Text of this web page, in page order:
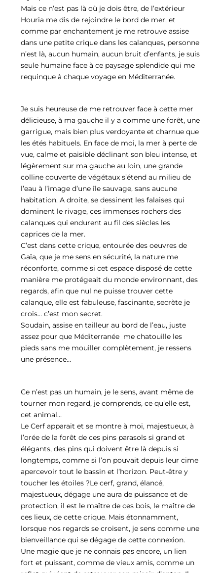
Mais ce n’est pas là où je dois être, de l’extérieur
Houria me dis de rejoindre le bord de mer, et
comme par enchantement je me retrouve assise
dans une petite crique dans les calanques, personne
n’est là, aucun humain, aucun bruit d’enfants, je suis
seule humaine face à ce paysage splendide qui me
requinque à chaque voyage en Méditerranée.
Je suis heureuse de me retrouver face à cette mer
délicieuse, à ma gauche il y a comme une forêt, une
garrigue, mais bien plus verdoyante et charnue que
les étés habituels. En face de moi, la mer à perte de
vue, calme et paisible déclinant son bleu intense, et
légèrement sur ma gauche au loin, une grande
colline couverte de végétaux s’étend au milieu de
l’eau à l’image d’une île sauvage, sans aucune
habitation. A droite, se dessinent les falaises qui
dominent le rivage, ces immenses rochers des
calanques qui endurent au fil des siècles les
caprices de la mer.
C’est dans cette crique, entourée des oeuvres de
Gaïa, que je me sens en sécurité, la nature me
réconforte, comme si cet espace disposé de cette
manière me protégeait du monde environnant, des
regards, afin que nul ne puisse trouver cette
calanque, elle est fabuleuse, fascinante, secrète je
crois… c’est mon secret.
Soudain, assise en tailleur au bord de l’eau, juste
assez pour que Méditerranée me chatouille les
pieds sans me mouiller complètement, je ressens
une présence…
Ce n’est pas un humain, je le sens, avant même de
tourner mon regard, je comprends, ce qu’elle est,
cet animal…
Le Cerf apparait et se montre à moi, majestueux, à
l’orée de la forêt de ces pins parasols si grand et
élégants, des pins qui doivent être là depuis si
longtemps, comme si l’on pouvait depuis leur cime
apercevoir tout le bassin et l’horizon. Peut-être y
toucher les étoiles ?Le cerf, grand, élancé,
majestueux, dégage une aura de puissance et de
protection, il est le maître de ces bois, le maître de
ces lieux, de cette crique. Mais étonnamment,
lorsque nos regards se croisent, je sens comme une
bienveillance qui se dégage de cette connexion.
Une magie que je ne connais pas encore, un lien
fort et puissant, comme de vieux amis, comme un